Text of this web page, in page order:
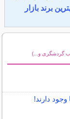
برند بازار
گردشگری و...)
دارند!